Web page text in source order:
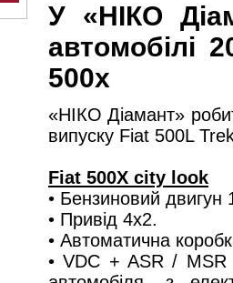
У «НІКО
автомобілі
500х
«НІКО Діамант»
випуску Fiat 500L
Fiat 500X city look
• Бензиновий
• Привід 4х2.
• Автоматична
• VDC + ASR / MSR